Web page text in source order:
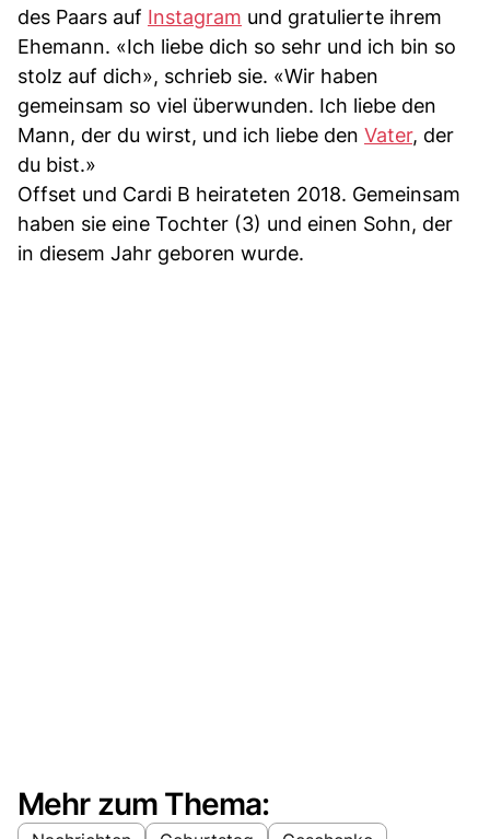
des Paars auf Instagram und gratulierte ihrem
Ehemann. «Ich liebe dich so sehr und ich bin so
stolz auf dich», schrieb sie. «Wir haben
gemeinsam so viel überwunden. Ich liebe den
Mann, der du wirst, und ich liebe den Vater, der
du bist.»
Offset und Cardi B heirateten 2018. Gemeinsam
haben sie eine Tochter (3) und einen Sohn, der
in diesem Jahr geboren wurde.
Mehr zum Thema: